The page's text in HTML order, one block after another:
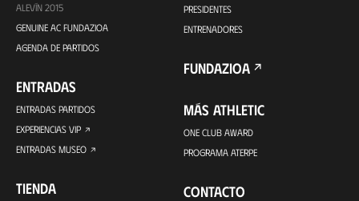
ALEVÍN 2015
GENUINE AC FUNDAZIOA
AGENDA DE PARTIDOS
ENTRADAS
ENTRADAS PARTIDOS
EXPERIENCIAS VIP
ENTRADAS MUSEO
TIENDA
PRESIDENTES
ENTRENADORES
FUNDAZIOA
MÁS ATHLETIC
ONE CLUB AWARD
PROGRAMA ATERPE
CONTACTO